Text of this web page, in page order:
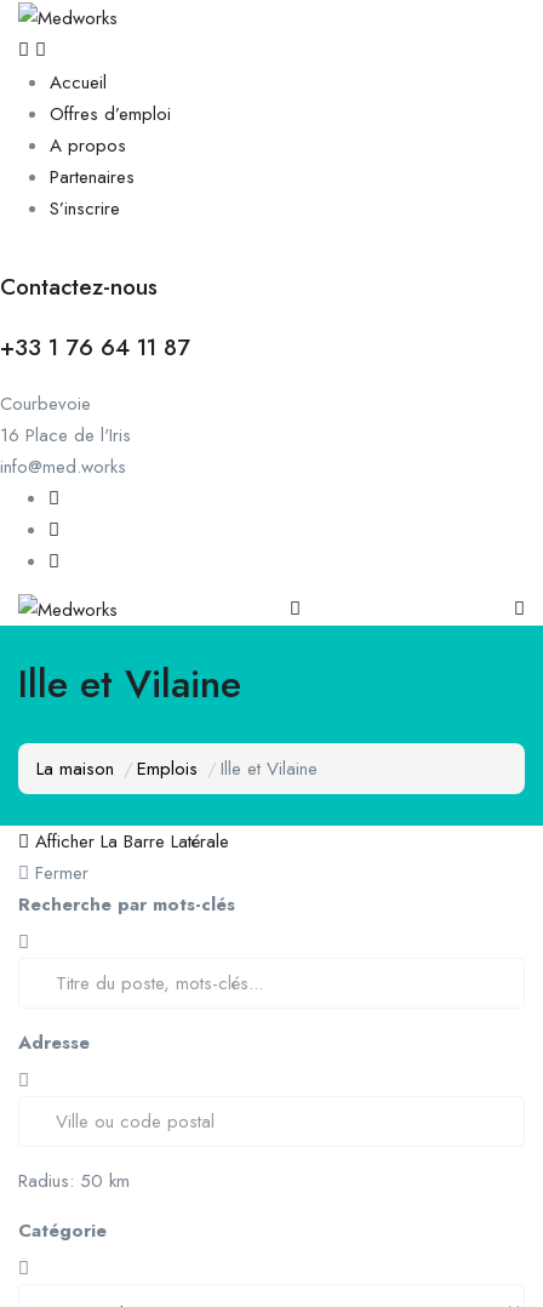
Accueil
Offres d’emploi
A propos
Partenaires
S’inscrire
Contactez-nous
+33 1 76 64 11 87
Courbevoie
16 Place de l'Iris
info@med.works
Ille et Vilaine
La maison Emplois Ille et Vilaine
Afficher La Barre Latérale
Fermer
Recherche par mots-clés
Adresse
Radius: 50 km
Catégorie